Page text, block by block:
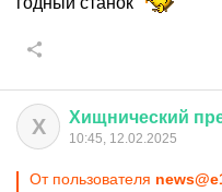
Х Хищнический
10:45, 12.02.2025
От пользователя